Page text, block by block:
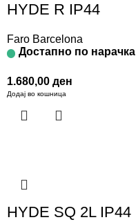
HYDE R IP44
Faro Barcelona
Достапно по нарачка
1.680,00 ден
Додај во кошница
HYDE SQ 2L IP44